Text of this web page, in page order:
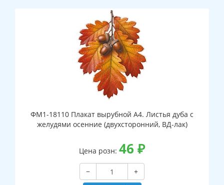
ФМ1-18110 Плакат вырубной А4. Листья дуба с
желудями осенние (двухсторонний, ВД-лак)
Цена розн: 46 ₽
−
+